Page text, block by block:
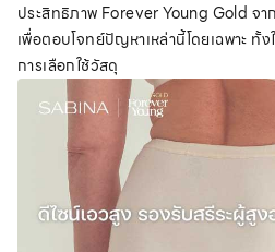
ประสิทธิภาพ Forever Young Gold จ
เพื่อตอบโจทย์ปัญหาเหล่านี้โดยเฉพาะ ทั้
การเลือกใช้วัสดุ